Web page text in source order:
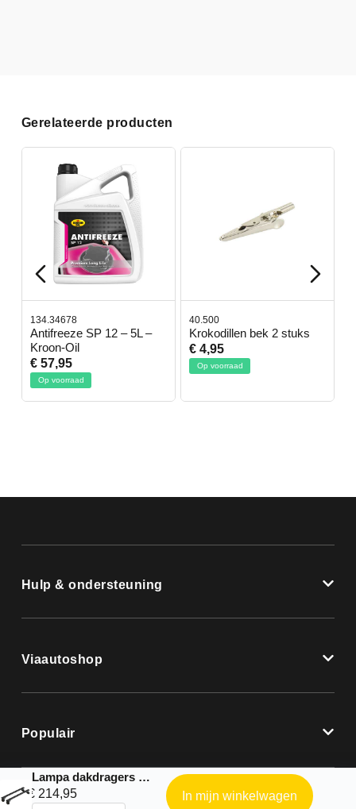
Gerelateerde producten
134.34678
Antifreeze SP 12 – 5L –
Kroon-Oil
€ 57,95
Op voorraad
40.500
Krokodillen bek 2 stuks
€ 4,95
Op voorraad
Hulp & ondersteuning
Viaautoshop
Populair
Lampa dakdragers |Nordrive complete kit geschikt voor: Ford – Mondeo 4p – 2014 – 2022
€ 214,95 In mijn winkelwagen